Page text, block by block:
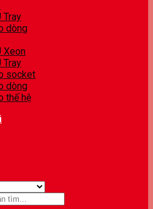
Tray
dòng
Xeon
Tray
socket
dòng
thế hệ